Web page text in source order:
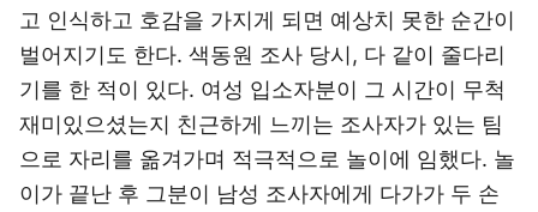
고 인식하고 호감을 가지게 되면 예상치 못한 순간이
벌어지기도 한다. 색동원 조사 당시, 다 같이 줄다리
기를 한 적이 있다. 여성 입소자분이 그 시간이 무척
재미있으셨는지 친근하게 느끼는 조사자가 있는 팀
으로 자리를 옮겨가며 적극적으로 놀이에 임했다. 놀
이가 끝난 후 그분이 남성 조사자에게 다가가 두 손